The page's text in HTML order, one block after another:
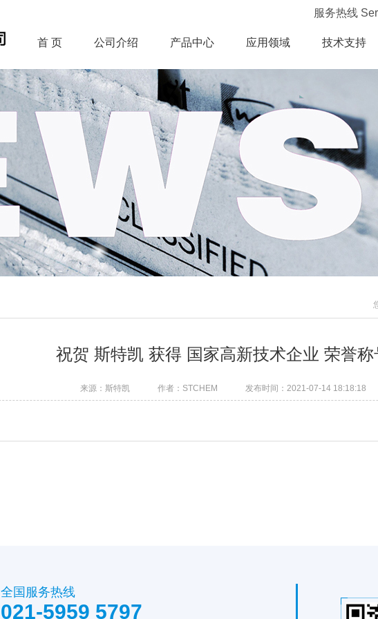
服务热线
首 页 公司介绍 产品中心 应用领域 技术支持
祝贺 斯特凯 获得 国家高新技术企业 荣誉称
来源：斯特凯 作者：STCHEM 发布时间：2021-07-14 18:18:18
全国服务热线
021-5959 5797